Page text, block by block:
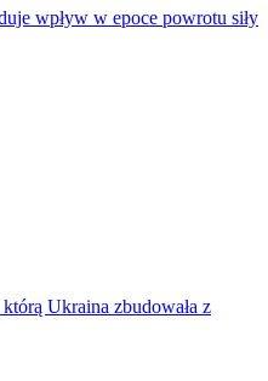
wpływ w epoce powrotu siły
Ukraina zbudowała z